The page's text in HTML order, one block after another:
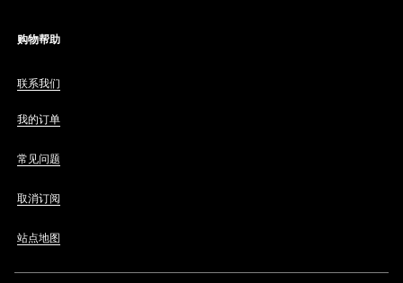
购物帮助
联系我们
我的订单
常见问题
取消订阅
站点地图